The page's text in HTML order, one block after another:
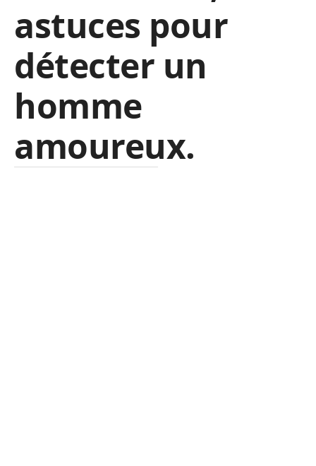
astuces pour
détecter un
homme
amoureux.